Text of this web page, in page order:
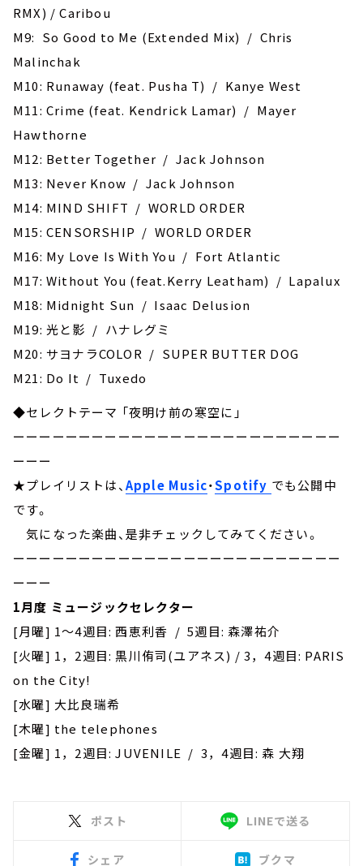
RMX) / Caribou
M9: So Good to Me (Extended Mix) / Chris
Malinchak
M10: Runaway (feat. Pusha T) / Kanye West
M11: Crime (feat. Kendrick Lamar) / Mayer
Hawthorne
M12: Better Together / Jack Johnson
M13: Never Know / Jack Johnson
M14: MIND SHIFT / WORLD ORDER
M15: CENSORSHIP / WORLD ORDER
M16: My Love Is With You / Fort Atlantic
M17: Without You (feat.Kerry Leatham) / Lapalux
M18: Midnight Sun / Isaac Delusion
M19: 光と影 / ハナレグミ
M20: サヨナラCOLOR / SUPER BUTTER DOG
M21: Do It / Tuxedo
◆セレクトテーマ 「夜明け前の寒空に」
ーーーーーーーーーーーーーーーーーーーーーーーーー
ーーー
★プレイリストは、Apple Music・Spotify でも公開中
です。
気になった楽曲、是非チェックしてみてください。
ーーーーーーーーーーーーーーーーーーーーーーーーー
ーーー
1月度 ミュージックセレクター
[月曜] 1～4週目: 西恵利香 / 5週目: 森澤祐介
[火曜] 1，2週目: 黒川侑司(ユアネス) / 3，4週目: PARIS
on the City!
[水曜] 大比良瑞希
[木曜] the telephones
[金曜] 1，2週目: JUVENILE / 3，4週目: 森 大翔
ポスト LINEで送る
シェア ブクマ